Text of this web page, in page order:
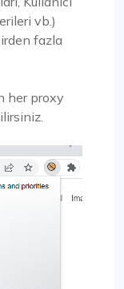
vb.)
fazla
her proxy